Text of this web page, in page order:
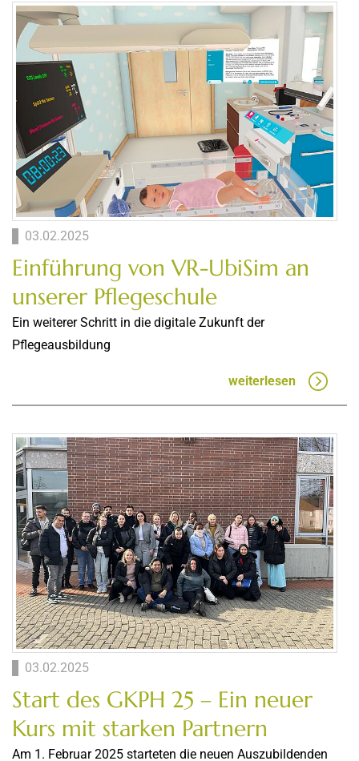
03.02.2025
Einführung von VR-UbiSim an
unserer Pflegeschule
Ein weiterer Schritt in die digitale Zukunft der
Pflegeausbildung
weiterlesen
03.02.2025
Start des GKPH 25 – Ein neuer
Kurs mit starken Partnern
Am 1. Februar 2025 starteten die neuen Auszubildenden